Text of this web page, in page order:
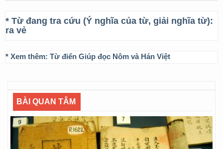
* Từ đang tra cứu (Ý nghĩa của từ, giải nghĩa từ):
ra vẻ
* Xem thêm: Từ điển Giúp đọc Nôm và Hán Việt
BÀI QUAN TÂM